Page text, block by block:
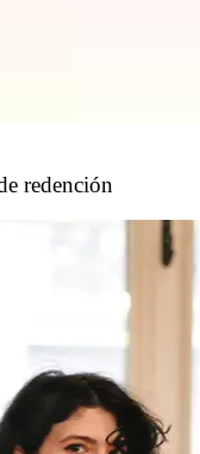
redención